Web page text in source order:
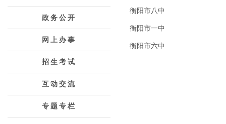
政务公开
网上办事
招生考试
互动交流
专题专栏
衡阳市八中
衡阳市一中
衡阳市六中